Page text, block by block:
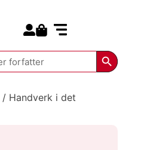
Search
/ Handverk i det